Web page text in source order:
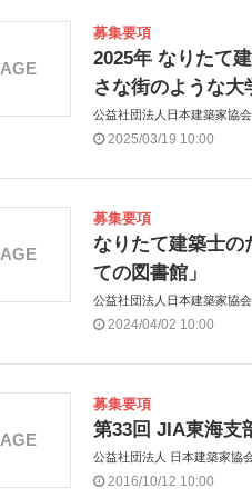
募集要項
​2025年 なりたて
さな街のような大
公益社団法人日本建築家協
2025/03/19 10:00
募集要項
なりたて建築士の
ての図書館」
公益社団法人日本建築家協
2024/04/02 10:00
募集要項
第33回 JIA東海支
公益社団法人 日本建築家協
2016/10/12 10:00